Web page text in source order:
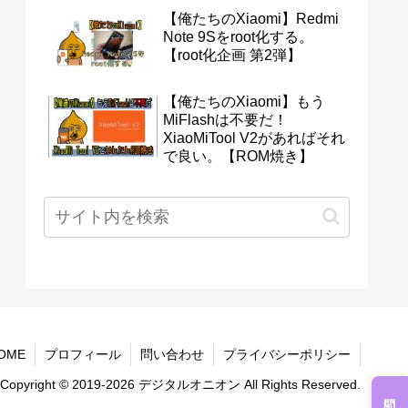
【俺たちのXiaomi】Redmi
Note 9Sをroot化する。
【root化企画 第2弾】
【俺たちのXiaomi】もう
MiFlashは不要だ！
XiaoMiTool V2があればそれ
で良い。【ROM焼き】
プロフィール 問い合わせ プライバシーポリシー
Copyright © 2019-2026 デジタルオニオン All Rights Reserved.